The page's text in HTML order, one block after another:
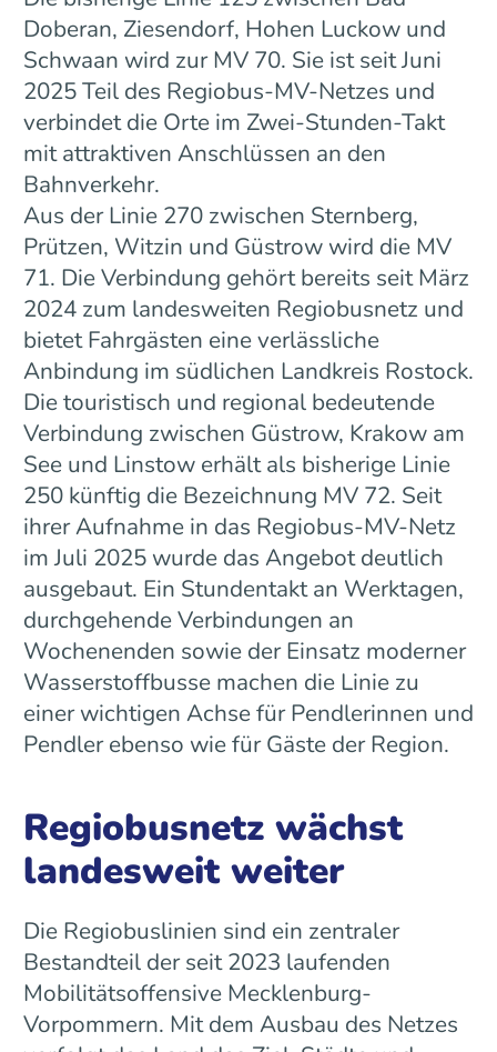
Doberan, Ziesendorf, Hohen Luckow und
Schwaan wird zur MV 70. Sie ist seit Juni
2025 Teil des Regiobus-MV-Netzes und
verbindet die Orte im Zwei-Stunden-Takt
mit attraktiven Anschlüssen an den
Bahnverkehr.
Aus der Linie 270 zwischen Sternberg,
Prützen, Witzin und Güstrow wird die MV
71. Die Verbindung gehört bereits seit März
2024 zum landesweiten Regiobusnetz und
bietet Fahrgästen eine verlässliche
Anbindung im südlichen Landkreis Rostock.
Die touristisch und regional bedeutende
Verbindung zwischen Güstrow, Krakow am
See und Linstow erhält als bisherige Linie
250 künftig die Bezeichnung MV 72. Seit
ihrer Aufnahme in das Regiobus-MV-Netz
im Juli 2025 wurde das Angebot deutlich
ausgebaut. Ein Stundentakt an Werktagen,
durchgehende Verbindungen an
Wochenenden sowie der Einsatz moderner
Wasserstoffbusse machen die Linie zu
einer wichtigen Achse für Pendlerinnen und
Pendler ebenso wie für Gäste der Region.
Regiobusnetz wächst
landesweit weiter
Die Regiobuslinien sind ein zentraler
Bestandteil der seit 2023 laufenden
Mobilitätsoffensive Mecklenburg-
Vorpommern. Mit dem Ausbau des Netzes